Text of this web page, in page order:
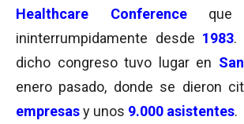
Healthcare Conference
ininterrumpidamente desde 1983.
dicho congreso tuvo lugar en
enero pasado, donde se dieron
empresasy unos 9.000 asistentes.